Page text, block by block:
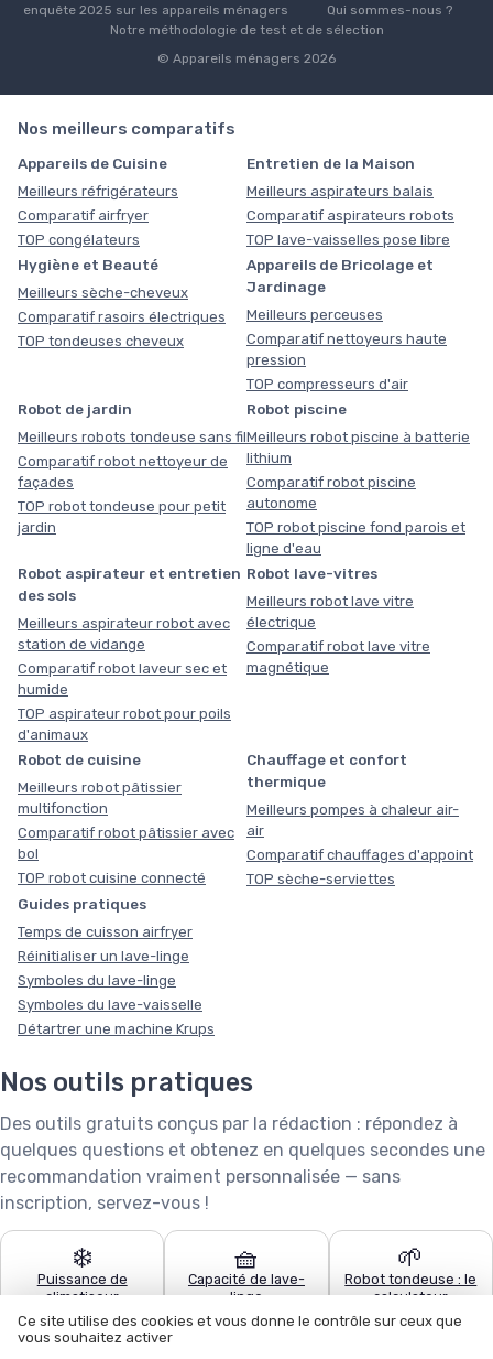
enquête 2025 sur les appareils ménagers
Qui sommes-nous ?
Notre méthodologie de test et de sélection
© Appareils ménagers 2026
Nos meilleurs comparatifs
Appareils de Cuisine
Meilleurs réfrigérateurs
Comparatif airfryer
TOP congélateurs
Entretien de la Maison
Meilleurs aspirateurs balais
Comparatif aspirateurs robots
TOP lave-vaisselles pose libre
Hygiène et Beauté
Meilleurs sèche-cheveux
Comparatif rasoirs électriques
TOP tondeuses cheveux
Appareils de Bricolage et
Jardinage
Meilleurs perceuses
Comparatif nettoyeurs haute
pression
TOP compresseurs d'air
Robot de jardin
Meilleurs robots tondeuse sans fil
Comparatif robot nettoyeur de
façades
TOP robot tondeuse pour petit
jardin
Robot piscine
Meilleurs robot piscine à batterie
lithium
Comparatif robot piscine
autonome
TOP robot piscine fond parois et
ligne d'eau
Robot aspirateur et entretien
des sols
Meilleurs aspirateur robot avec
station de vidange
Comparatif robot laveur sec et
humide
TOP aspirateur robot pour poils
d'animaux
Robot lave-vitres
Meilleurs robot lave vitre
électrique
Comparatif robot lave vitre
magnétique
Robot de cuisine
Meilleurs robot pâtissier
multifonction
Comparatif robot pâtissier avec
bol
TOP robot cuisine connecté
Chauffage et confort
thermique
Meilleurs pompes à chaleur air-
air
Comparatif chauffages d'appoint
TOP sèche-serviettes
Guides pratiques
Temps de cuisson airfryer
Réinitialiser un lave-linge
Symboles du lave-linge
Symboles du lave-vaisselle
Détartrer une machine Krups
Nos outils pratiques
Des outils gratuits conçus par la rédaction : répondez à
quelques questions et obtenez en quelques secondes une
recommandation vraiment personnalisée — sans
inscription, servez-vous !
❄️
Puissance de
climatiseur
🧺
Capacité de lave-
linge
🌱
Robot tondeuse : le
calculateur
🧹
Ce site utilise des cookies et vous donne le contrôle sur ceux que
vous souhaitez activer